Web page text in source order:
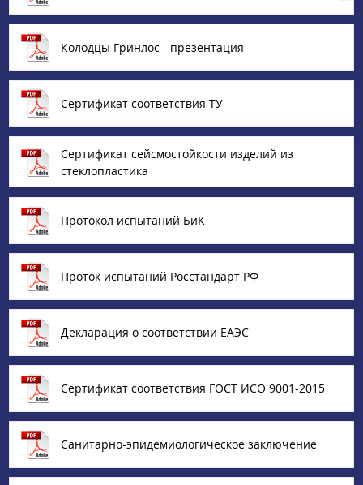
Колодцы Гринлос - презентация
Сертификат соответствия ТУ
Сертификат сейсмостойкости изделий из
стеклопластика
Протокол испытаний БиК
Проток испытаний Росстандарт РФ
Декларация о соответствии ЕАЭС
Сертификат соответствия ГОСТ ИСО 9001-2015
Санитарно-эпидемиологическое заключение